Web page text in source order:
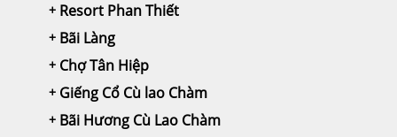
Resort Phan Thiết
Bãi Làng
Chợ Tân Hiệp
Giếng Cổ Cù lao Chàm
Bãi Hương Cù Lao Chàm